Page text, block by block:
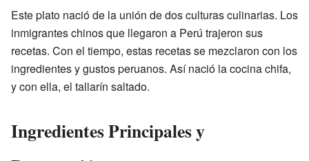
Este plato nació de la unión de dos culturas culinarias. Los
inmigrantes chinos que llegaron a Perú trajeron sus
recetas. Con el tiempo, estas recetas se mezclaron con los
ingredientes y gustos peruanos. Así nació la cocina chifa,
y con ella, el tallarín saltado.
Ingredientes Principales y